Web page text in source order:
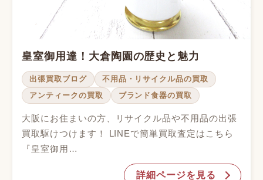
皇室御用達！大倉陶園の歴史と魅力
出張買取ブログ
不用品・リサイクル品の買取
アンティークの買取
ブランド食器の買取
大阪にお住まいの方、リサイクル品や不用品の出張
買取駆けつけます！ LINEで簡単買取査定はこちら
『皇室御用…
詳細ページを見る